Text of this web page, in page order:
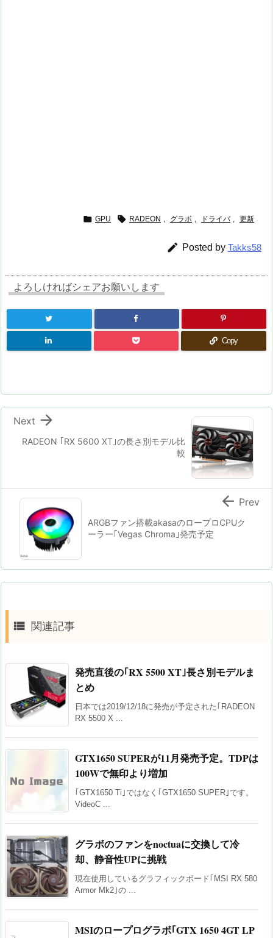
 GPU  RADEON , グラボ , ドライバ , 更新
 Posted by Takks58
よろしければシェアお願いします
Copy
RADEON ｢RX 5600 XT｣の長さ別モデル比
較

Next
ARGBファン搭載akasaのロープロCPUク
ーラー｢Vegas Chroma｣発売予定
 Prev
 関連記事
発売直後の｢RX 5500 XT｣長さ別モデルま
とめ
日本では2019/12/18に発売が予定された｢RADEON
RX 5500 X ...
GTX1650 SUPERが11月発売予定。TDPは
100Wで無印より増加
｢GTX1650 Ti｣ではなく｢GTX1650 SUPER｣です。
VideoC ...
グラボのファンをnoctuaに交換して冷
却、静音性UPに挑戦
現在使用しているグラフィックボード｢MSI RX 580
Armor Mk2｣の ...
MSIのロープログラボ｢GTX 1650 4GT LP